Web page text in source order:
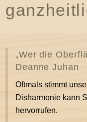
„Wer die
Deanne Juhan
Oftmals stimmt
Disharmonie kann
hervorrufen.